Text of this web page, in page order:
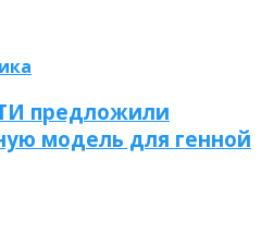
предложили
модель для генной